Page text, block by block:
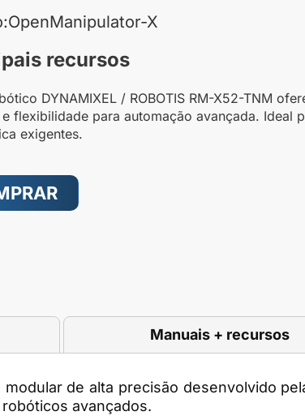
X
recursos
DYNAMIXEL / ROBOTIS RM-X52-TNM
flexibilidade para automação avançada. Ideal
exigentes.
Manuais + recursos
de alta precisão desenvolvido
avançados.